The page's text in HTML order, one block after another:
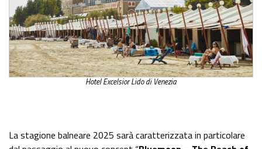
Hotel Excelsior Lido di Venezia
La stagione balneare 2025 sarà caratterizzata in particolare